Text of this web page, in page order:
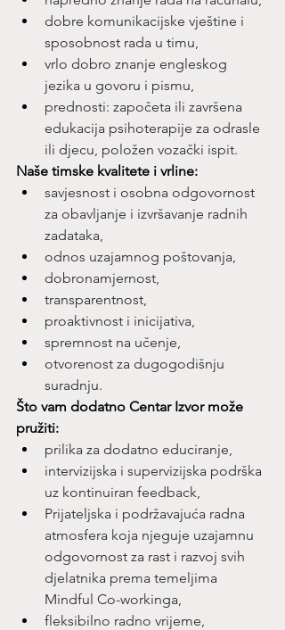
dobre komunikacijske vještine i
sposobnost rada u timu,
vrlo dobro znanje engleskog
jezika u govoru i pismu,
prednosti: započeta ili završena
edukacija psihoterapije za odrasle
ili djecu, položen vozački ispit.
Naše timske kvalitete i vrline:
savjesnost i osobna odgovornost
za obavljanje i izvršavanje radnih
zadataka,
odnos uzajamnog poštovanja,
dobronamjernost,
transparentnost,
proaktivnost i inicijativa,
spremnost na učenje,
otvorenost za dugogodišnju
suradnju.
Što vam dodatno Centar Izvor može
pružiti:
prilika za dodatno educiranje,
intervizijska i supervizijska podrška
uz kontinuiran feedback,
Prijateljska i podržavajuća radna
atmosfera koja njeguje uzajamnu
odgovornost za rast i razvoj svih
djelatnika prema temeljima
Mindful Co-workinga,
fleksibilno radno vrijeme,